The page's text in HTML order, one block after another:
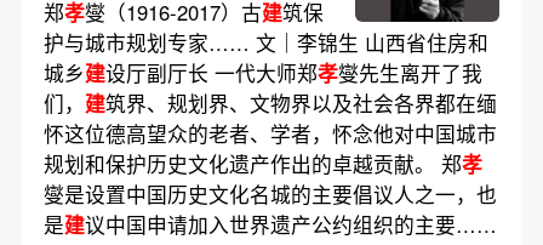
郑孝燮（1916-2017）古建筑保
护与城市规划专家…… 文｜李锦生 山西省住房和
城乡建设厅副厅长 一代大师郑孝燮先生离开了我
们， 建筑界、规划界、文物界以及社会各界都在缅
怀这位德高望众的老者、学者，怀念他对中国城市
规划和保护历史文化遗产作出的卓越贡献。 郑孝
燮是设置中国历史文化名城的主要倡议人之一，也
是建议中国申请加入世界遗产公约组织的主要……